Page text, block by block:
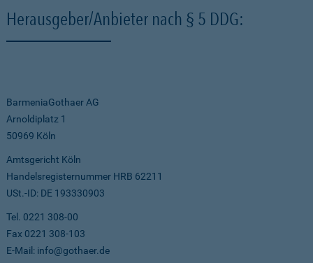
Herausgeber/Anbieter nach § 5 DDG:
BarmeniaGothaer AG
Arnoldiplatz 1
50969 Köln
Amtsgericht Köln
Handelsregisternummer HRB 62211
USt.-ID: DE 193330903
Tel. 0221 308-00
Fax 0221 308-103
E-Mail: info@gothaer.de